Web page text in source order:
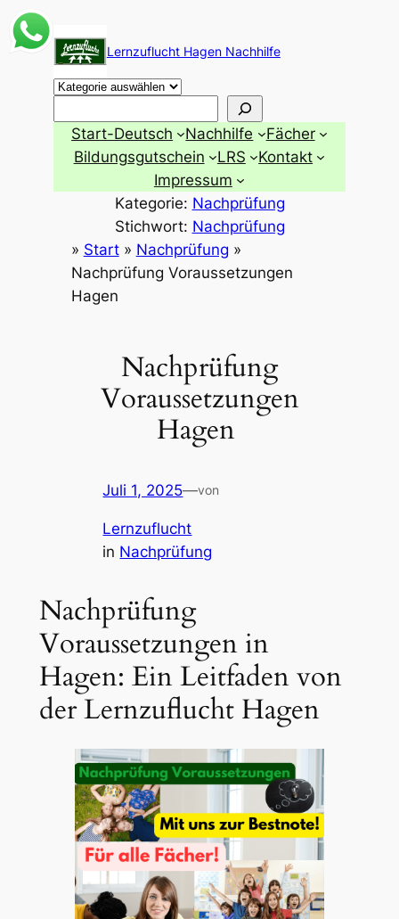
Zum
Inhalt
springen
Lernzuflucht Hagen Nachhilfe
Start-Deutsch Nachhilfe
Fächer
Bildungsgutschein
LRS
Kontakt
Impressum
Kategorie: Nachprüfung
Stichwort: Nachprüfung
» Start» Nachprüfung »
Nachprüfung Voraussetzungen
Hagen
Nachprüfung
Voraussetzungen
Hagen
Juli 1, 2025—von
Lernzuflucht
in Nachprüfung
Nachprüfung
Voraussetzungen in
Hagen: Ein Leitfaden von
der Lernzuflucht Hagen